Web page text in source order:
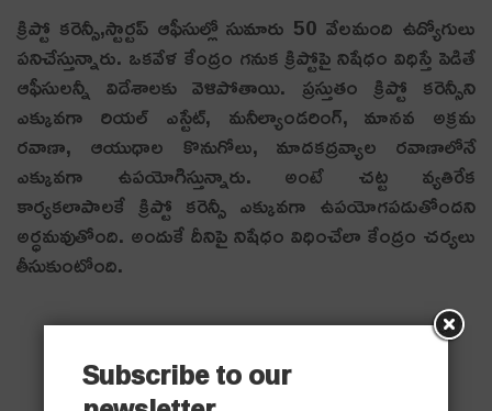
క్రిప్టో కరెన్సీ,స్టార్టప్ ఆఫీసుల్లో సుమారు 50 వేలమంది ఉద్యోగులు
పనిచేస్తున్నారు. ఒకవేళ కేంద్రం గనుక క్రిప్టోపై నిషేధం విధిస్తే పెడితే
ఆఫీసులన్నీ విదేశాలకు వెళిపోతాయి. ప్రస్తుతం క్రిప్టో కరెన్సీని
ఎక్కువగా రియల్ ఎస్టేట్, మనీల్యాండరింగ్, మానవ అక్రమ
రవాణా, ఆయుధాల కొనుగోలు, మాదకద్రవ్యాల రవాణాలోనే
ఎక్కువగా ఉపయోగిస్తున్నారు. అంటే చట్ట వ్యతిరేక
కార్యకలాపాలకే క్రిప్టో కరెన్సీ ఎక్కువగా ఉపయోగపడుతోందని
అర్ధమవుతోంది. అందుకే దీనిపై నిషేధం విధించేలా కేంద్రం చ‌ర్య‌లు
తీసుకుంటోంది.
Subscribe to our